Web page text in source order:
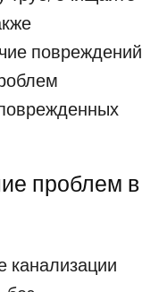
повреждений
проблем в
канализации